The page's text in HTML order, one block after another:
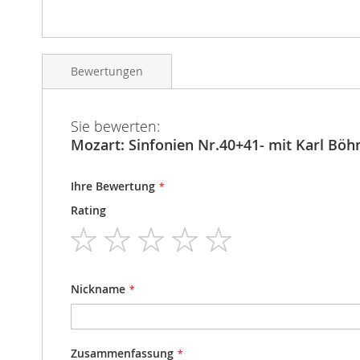
Bewertungen
Sie bewerten:
Mozart: Sinfonien Nr.40+41- mit Karl
Ihre Bewertung
Rating
1
star
2
stars
3
stars
4
stars
Nickname
Zusammenfassung